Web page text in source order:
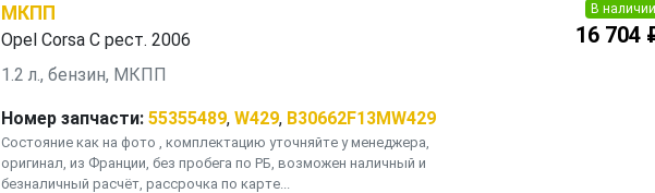
МКПП
Opel Corsa C рест. 2006
1.2 л., бензин, МКПП
Номер запчасти: 55355489,W429, B30662F13MW429
Состояние как на фото , комплектацию уточняйте у менеджера,
оригинал, из Франции, без пробега по РБ, возможен наличный и
безналичный расчёт, рассрочка по карте...
В наличии
16 704